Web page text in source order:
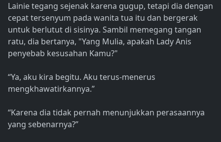
Lainie tegang sejenak karena gugup, tetapi dia dengan
cepat tersenyum pada wanita tua itu dan bergerak
untuk berlutut di sisinya. Sambil memegang tangan
ratu, dia bertanya, "Yang Mulia, apakah Lady Anis
penyebab kesusahan Kamu?"
“Ya, aku kira begitu. Aku terus-menerus
mengkhawatirkannya.”
“Karena dia tidak pernah menunjukkan perasaannya
yang sebenarnya?”